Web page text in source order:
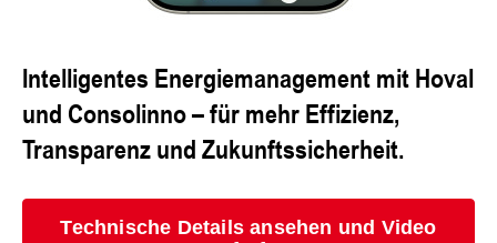
Intelligentes Energiemanagement mit Hoval
und Consolinno – für mehr Effizienz,
Transparenz und Zukunftssicherheit.
Technische Details ansehen und Video